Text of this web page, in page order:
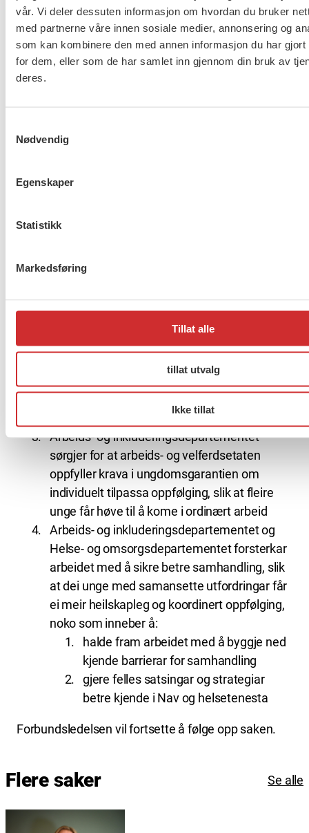
vår. Vi deler dessuten informasjon om hvordan du bruker
med partnerne våre innen sosiale medier, annonsering og
som kan kombinere den med annen informasjon du har gjort
for dem, eller som de har samlet inn gjennom din bruk av
deres.
Nødvendig
Egenskaper
Statistikk
Markedsføring
Tillat alle
tillat utvalg
Ikke tillat
utenforskap. Trygd og ytelser må holdes på et
verdig nivå så arbeidsløshet ikke betyr fattigdom
for den enkelte, sier Solberg.
FO
fra forbundet.
FO trekker særlig frem:
Arbeids- og inkluderingsdepartementet
etter behova til dei unge
Arbeids- og inkluderingsdepartementet
velferdsetaten har til å stille vilkår om
Arbeids- og inkluderingsdepartementet
sørgjer for at arbeids- og velferdsetaten
oppfyller krava i ungdomsgarantien om
individuelt tilpassa oppfølging, slik at fleire
unge får høve til å kome i ordinært arbeid
Arbeids- og inkluderingsdepartementet og
Helse- og omsorgsdepartementet forsterkar
arbeidet med å sikre betre samhandling, slik
at dei unge med samansette utfordringar får
ei meir heilskapleg og koordinert oppfølging,
noko som inneber å:
halde fram arbeidet med å byggje ned
kjende barrierar for samhandling
gjere felles satsingar og strategiar
betre kjende i Nav og helsetenesta
Forbundsledelsen vil fortsette å følge opp saken.
Flere saker Se alle